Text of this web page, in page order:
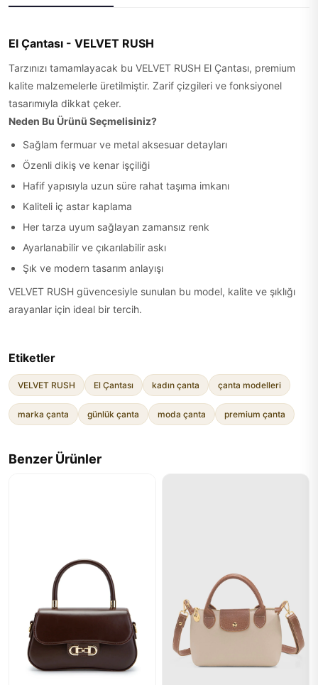
El Çantası - VELVET RUSH
Tarzınızı tamamlayacak bu VELVET RUSH El Çantası, premium
kalite malzemelerle üretilmiştir. Zarif çizgileri ve fonksiyonel
tasarımıyla dikkat çeker.
Neden Bu Ürünü Seçmelisiniz?
Sağlam fermuar ve metal aksesuar detayları
Özenli dikiş ve kenar işçiliği
Hafif yapısıyla uzun süre rahat taşıma imkanı
Kaliteli iç astar kaplama
Her tarza uyum sağlayan zamansız renk
Ayarlanabilir ve çıkarılabilir askı
Şık ve modern tasarım anlayışı
VELVET RUSH güvencesiyle sunulan bu model, kalite ve şıklığı
arayanlar için ideal bir tercih.
Etiketler
VELVET RUSH El Çantası kadın çanta çanta modelleri
marka çanta günlük çanta moda çanta premium çanta
Benzer Ürünler